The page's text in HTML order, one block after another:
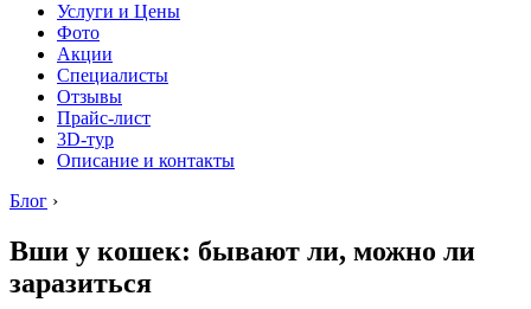
Услуги и Цены
Фото
Акции
Специалисты
Отзывы
Прайс-лист
3D-тур
Описание и контакты
Блог ›
Вши у кошек: бывают ли, можно ли
заразиться